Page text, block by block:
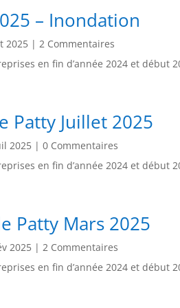
– Inondation
2025 | 2 Commentaires
en fin d’année 2024 et début
Patty Juillet 2025
2025| 0 Commentaires
en fin d’année 2024 et début
Patty Mars 2025
2025 | 2 Commentaires
en fin d’année 2024 et début